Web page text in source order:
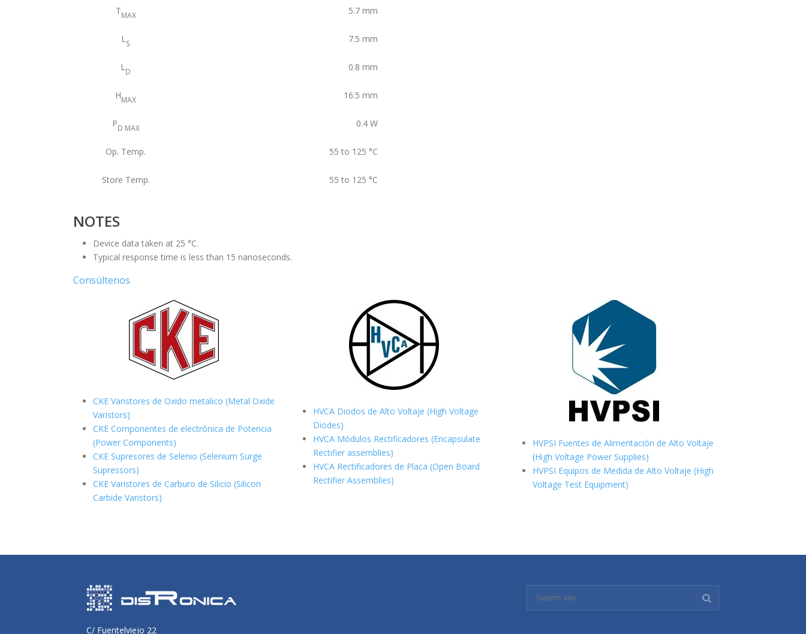
TMAX 5.7 mm
LS 7.5 mm
LD 0.8 mm
HMAX 16.5 mm
PD MAX 0.4 W
Op. Temp. 55 to 125 °C
Store Temp. 55 to 125 °C
NOTES
Device data taken at 25 °C.
Typical response time is less than 15 nanoseconds.
Consúltenos
CKE Varistores de Oxido metalico (Metal Oxide
Varistors)
CKE Componentes de electrónica de Potencia
(Power Components)
CKE Supresores de Selenio (Selenium Surge
Supressors)
CKE Varistores de Carburo de Silicio (Silicon
Carbide Varistors)
HVCA Diodos de Alto Voltaje (High Voltage
Diodes)
HVCA Módulos Rectificadores (Encapsulate
Rectifier assemblies)
HVCA Rectificadores de Placa (Open Board
Rectifier Assemblies)
HVPSI Fuentes de Alimentación de Alto Voltaje
(High Voltage Power Supplies)
HVPSI Equipos de Medida de Alto Voltaje (High
Voltage Test Equipment)
C/ Fuentelviejo 22